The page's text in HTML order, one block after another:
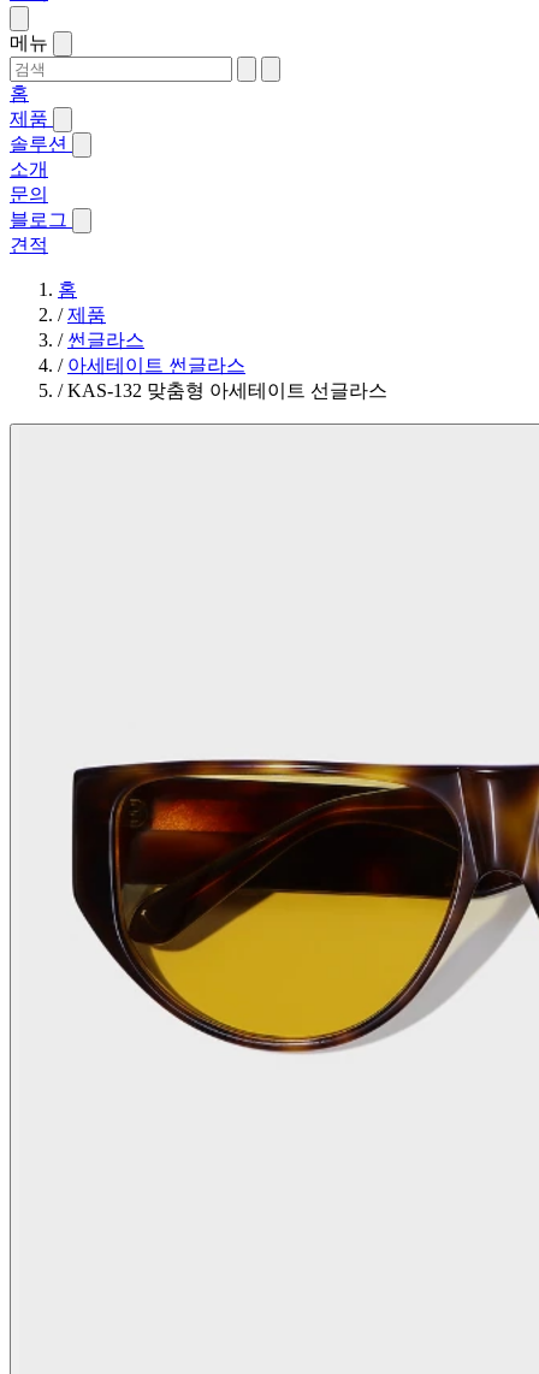
메뉴
홈
제품
솔루션
소개
문의
블로그
견적
홈
/제품
/ 썬글라스
/ 아세테이트 썬글라스
/KAS-132 맞춤형 아세테이트 선글라스